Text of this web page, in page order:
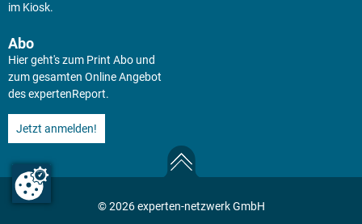
im Kiosk.
Abo
Hier geht's zum Print Abo und
zum gesamten Online Angebot
des expertenReport.
Jetzt anmelden!
© 2026 experten-netzwerk GmbH